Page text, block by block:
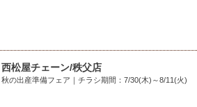
西松屋チェーン/秩父店
秋の出産準備フェア｜チラシ期間：7/30(木)～8/11(火)